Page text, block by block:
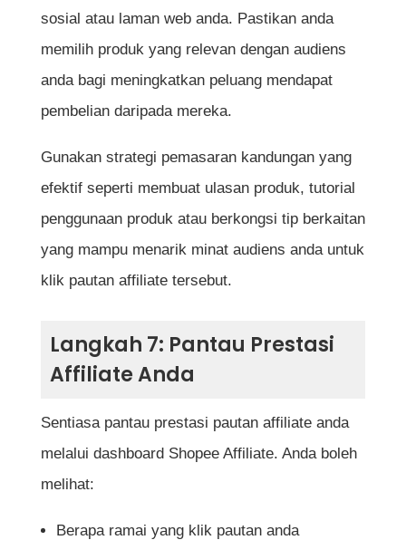
sosial atau laman web anda. Pastikan anda
memilih produk yang relevan dengan audiens
anda bagi meningkatkan peluang mendapat
pembelian daripada mereka.
Gunakan strategi pemasaran kandungan yang
efektif seperti membuat ulasan produk, tutorial
penggunaan produk atau berkongsi tip berkaitan
yang mampu menarik minat audiens anda untuk
klik pautan affiliate tersebut.
Langkah 7: Pantau Prestasi
Affiliate Anda
Sentiasa pantau prestasi pautan affiliate anda
melalui dashboard Shopee Affiliate. Anda boleh
melihat:
Berapa ramai yang klik pautan anda